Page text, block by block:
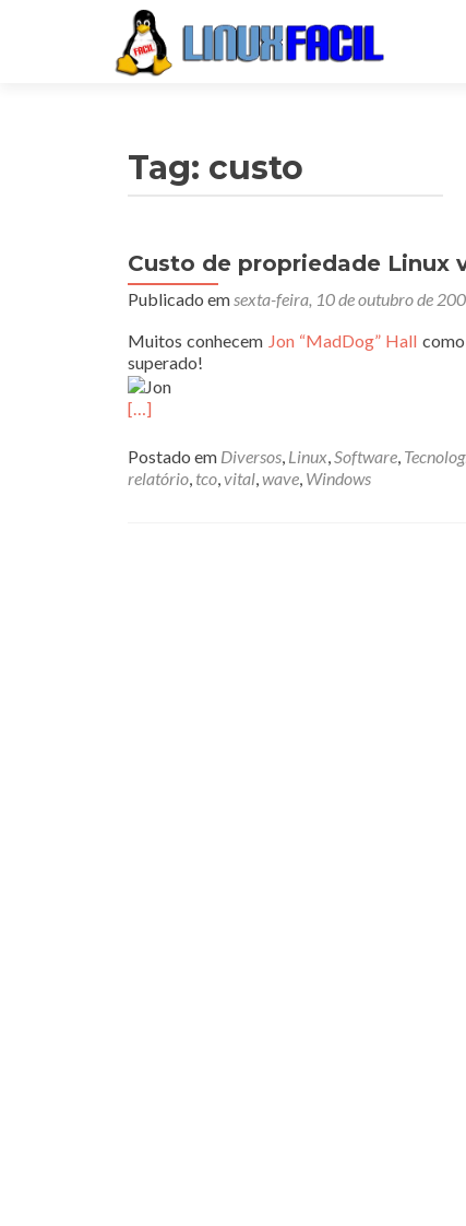
Tag: custo
Custo de propriedade Linux
Publicado emsexta-feira, 10 de outubro de
Muitos conhecem Jon “MadDog” Hall
superado!
[…]
Postado em Diversos, Linux,Software,
relatório, tco,vital,wave, Windows